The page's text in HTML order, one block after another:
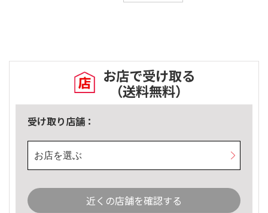
お店で受け取る
（送料無料）
受け取り店舗：
お店を選ぶ
近くの店舗を確認する